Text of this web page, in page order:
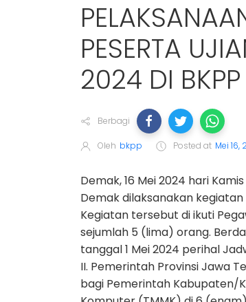
PESERTA
2024 DI
Berbagi
Oleh bkpp Posted at Mei 16,
Demak, 16 Mei 2024 hari
Demak dilaksanakan kegiatan
Kegiatan tersebut di ikuti
sejumlah 5 (lima) orang.
tanggal 1 Mei 2024 perihal
II. Pemerintah Provinsi Jawa
bagi Pemerintah Kabupaten/